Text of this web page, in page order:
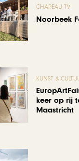
CHAPEAU TV
Noorbeek
KUNST &
keer op rij
Maastricht